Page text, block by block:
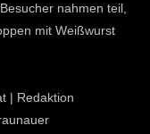
nahmen teil,
mit Weißwurst
| Redaktion